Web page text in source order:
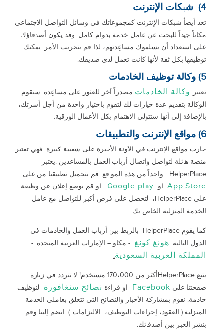
4) شبكات الإنترنت
تعد أيضاً شبكات الإنترنت كمجموعاتك في وسائل التواصل الاجتماعي
مكاناً جيداً للبحث عن عامل خدمة بدوام كامل. وقد يكون أصدقاؤك
على استعداد أن يسلموك مساعِدتهم، لذا قم بتجريب الأمر. يمكنك
توظيفها بكل ثقة لأنها كانت تعمل لدى صديقك.
5) وكالة توظيف الخادمات
تعتبر وكالة الخادمات مصدراً آخر للعثور على مساعِدة. ستقوم
الوكالة بتقديم عدة خيارات لك لتقوم باختيار واحدة من أجل أسرتك،
بالإضافة إلى أنها ستتولى الاهتمام بكل الأعمال الورقية.
6) مواقع الإنترنت والتطبيقات
حازت مواقع الإنترنت في الآونة الأخيرة على شعبية كبيرة. فهي تعتبر
منصة هائلة لتواصل واتصال أرباب العمل بالمساعدين .يعتبر
HelperPlace واحداً من هذه المواقع. قم بتحميل تطبيقنا من على
App Store او Google play او قم بوضع إعلان عن وظيفة
على HelperPlace، لتحصل على فرص أكبر للتواصل مع عامل
الخدمة المنزلية الخاص بك.
كما يقوم HelperPlace بالربط بين أرباب العمل والخادمات في
الدول التالية: هونغ كونغ - مكاو – الإمارات العربية المتحدة -
المملكة العربية السعودية.
يتبع HelperPlaceأكثر من 170،000 مستخدم! لا تتردد في زيارة
صفحتنا على Facebook او قراءة نصائح سنغافورة
لتوظيف
خادمة. نقوم بمشاركة الأخبار والنصائح التي تتعلق بعاملي الخدمة
المنزلية ( العقود، إجراءات التوظيف، الالتزامات..). انضم إلينا وقم
بنشر الخبر بين أصدقائك.